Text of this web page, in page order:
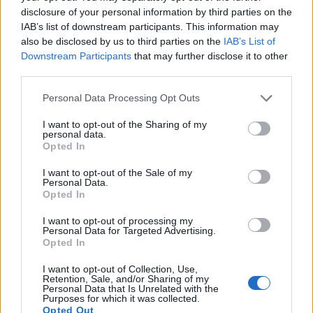
disclosure of your personal information by third parties on the
IAB’s list of downstream participants. This information may
also be disclosed by us to third parties on the IAB’s List of
Downstream Participants that may further disclose it to other
Personal Data Processing Opt Outs
I want to opt-out of the Sharing of my
personal data.
Opted In
I want to opt-out of the Sale of my
Personal Data.
Opted In
I want to opt-out of processing my
Personal Data for Targeted Advertising.
Opted In
I want to opt-out of Collection, Use,
Retention, Sale, and/or Sharing of my
Personal Data that Is Unrelated with the
Purposes for which it was collected.
Opted Out
conduite, c’est choisir de rouler malin et écolo, tout
en faisant des
économies sur vos déplacement
C’est un win-win pour vous, votre portefeuille et la
planète. Alors, prêt à changer vos habitudes de
conduite ? Roulez malin, roulez écolo !
A propos Nathalie Leclerc 2950 Articles
Nathalie Leclerc est une journaliste spécialisée en santé et